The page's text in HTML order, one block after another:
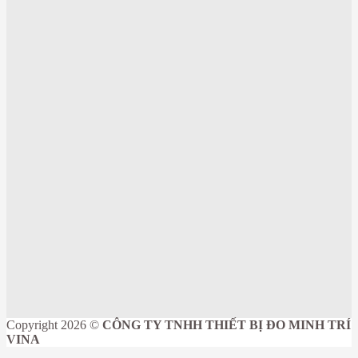
Copyright 2026 © CÔNG TY TNHH THIẾT BỊ ĐO MINH TRÍ
VINA